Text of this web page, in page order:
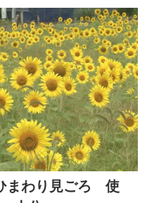
まわり見ごろ 使